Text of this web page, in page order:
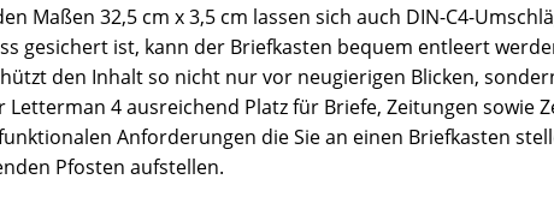
Maßen 32,5 cm x 3,5 cm lassen sich auch DIN-C4-
gesichert ist, kann der Briefkasten bequem entleert
den Inhalt so nicht nur vor neugierigen Blicken,
4 ausreichend Platz für Briefe, Zeitungen sowie
Anforderungen die Sie an einen Briefkasten
Pfosten aufstellen.